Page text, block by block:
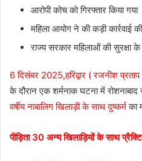
आरोपी कोच को गिरफ्तार किया गया
महिला आयोग ने की कड़ी कार्रवाई
राज्य सरकार महिलाओं की सुरक्षा के
6 दिसंबर 2025,हरिद्वार ( रजनीश
के दौरान एक शर्मनाक घटना में रोशनाबाद
वर्षीय नाबालिग खिलाड़ी के साथ दुष्कर्मका
पीड़िता 30 अन्य खिलाड़ियों के साथ